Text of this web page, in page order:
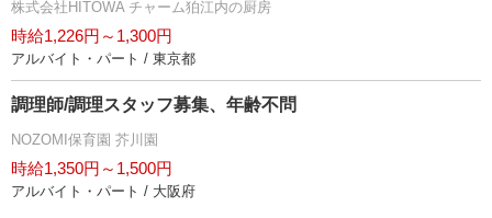
株式会社HITOWA チャーム狛江内の厨房
時給1,226円～1,300円
アルバイト・パート / 東京都
調理師/調理スタッフ募集、年齢不問
NOZOMI保育園 芥川園
時給1,350円～1,500円
アルバイト・パート / 大阪府